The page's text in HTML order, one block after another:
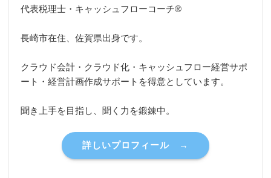
代表税理士・キャッシュフローコーチ®
長崎市在住、佐賀県出身です。
クラウド会計・クラウド化・キャッシュフロー経営サポ
ート・経営計画作成サポートを得意としています。
聞き上手を目指し、聞く力を鍛錬中。
詳しいプロフィール →